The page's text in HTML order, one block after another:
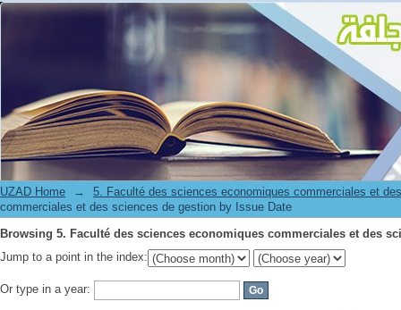
Browsing 5. Faculté des sciences economiques commerciales et des
UZAD Home →
5. Faculté des sciences economiques commerciales et
commerciales et des sciences de gestion by Issue Date
Browsing 5. Faculté des sciences economiques commerciales et des
Jump to a point in the index:
Or type in a year: